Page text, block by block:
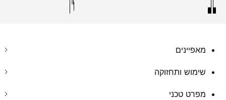
מאפיינים
שימוש ותחזוקה
מפרט טכני